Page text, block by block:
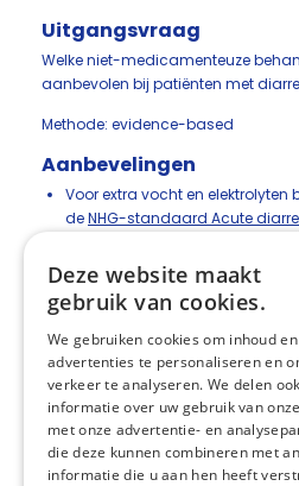
Uitgangsvraag
Welke niet-medicamenteuze
aanbevolen bij patiënten met
Methode: evidence-based
Aanbevelingen
Voor extra vocht en
deNHG-standaard Acute
Overweeg extra (gelvormende)
Voedingsvezels kunnen soms
ontlasting meer structuur te
Bij grote verliezen van
braken en veel diarree) of bij
zoutinname (meer dan tien
Adviseer zo nodig aanvulling
(ORS). Zie hiervoor de NHG-
derichtlijn Dehydratie en
Deze website maakt
gebruik van cookies.
We gebruiken cookies om inhoud en
advertenties te personaliseren en
verkeer te analyseren. We delen ook
informatie over uw gebruik van
met onze advertentie- en
die deze kunnen combineren met
informatie die u aan hen heeft